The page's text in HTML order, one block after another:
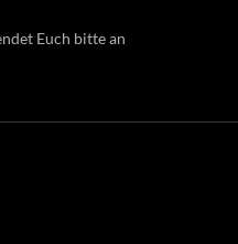
Euch bitte an